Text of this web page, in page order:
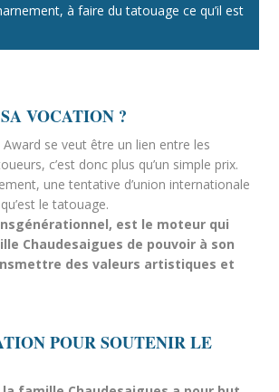
à faire du tatouage ce qu’il est
VOCATION ?
Award se veut être un lien entre les
c’est donc plus qu’un simple prix.
une tentative d’union internationale
le tatouage.
est le moteur qui
Chaudesaigues de pouvoir à son
des valeurs artistiques et
POUR SOUTENIR LE